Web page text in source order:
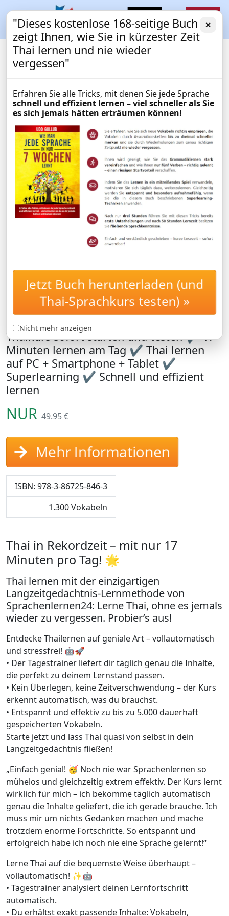
BASISKURS
Thai lernen mit
Langzeitgedächtnis-
Methode
Thaikurs sofort starten und testen ✔ 17
Minuten lernen am Tag ✔ Thai lernen
auf PC + Smartphone + Tablet ✔
Superlearning ✔ Schnell und effizient
lernen
NUR 49.95 €
Mehr Informationen
ISBN: 978-3-86725-846-3
1.300 Vokabeln
Thai in Rekordzeit – mit nur 17
Minuten pro Tag! 🌟
Thai lernen mit der einzigartigen
Langzeitgedächtnis-Lernmethode von
Sprachenlernen24: Lerne Thai, ohne es jemals
wieder zu vergessen. Probier’s aus!
Entdecke Thailernen auf geniale Art – vollautomatisch
und stressfrei! 🤖🚀
• Der Tagestrainer liefert dir täglich genau die Inhalte,
die perfekt zu deinem Lernstand passen.
• Kein Überlegen, keine Zeitverschwendung – der Kurs
erkennt automatisch, was du brauchst.
• Entspannt und effektiv zu bis zu 5.000 dauerhaft
gespeicherten Vokabeln.
Starte jetzt und lass Thai quasi von selbst in dein
Langzeitgedächtnis fließen!
„Einfach genial! 🥳 Noch nie war Sprachenlernen so
mühelos und gleichzeitig extrem effektiv. Der Kurs lernt
wirklich für mich – ich bekomme täglich automatisch
genau die Inhalte geliefert, die ich gerade brauche. Ich
muss mir um nichts Gedanken machen und mache
trotzdem enorme Fortschritte. So entspannt und
erfolgreich habe ich noch nie eine Sprache gelernt!“
Lerne Thai auf die bequemste Weise überhaupt –
vollautomatisch! ✨🤖
• Tagestrainer analysiert deinen Lernfortschritt
automatisch.
• Du erhältst exakt passende Inhalte: Vokabeln,
"Dieses kostenlose 168-seitige Buch
zeigt Ihnen, wie Sie in kürzester Zeit
Thai lernen und nie wieder
vergessen"
✕
Erfahren Sie alle Tricks, mit denen Sie jede Sprache
schnell und effizient lernen – viel schneller als Sie
es sich jemals hätten erträumen können!
Jetzt Buch herunterladen (und
Thai-Sprachkurs testen) »
Nicht mehr anzeigen